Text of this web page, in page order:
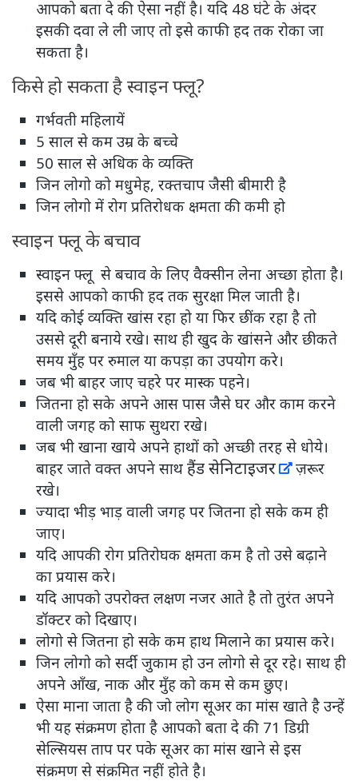
आपको बता दे की ऐसा नहीं है। यदि 48 घंटे के अंदर
इसकी दवा ले ली जाए तो इसे काफी हद तक रोका जा
सकता है।
किसे हो सकता है स्वाइन फ्लू?
गर्भवती महिलायें
5 साल से कम उम्र के बच्चे
50 साल से अधिक के व्यक्ति
जिन लोगो को मधुमेह, रक्तचाप जैसी बीमारी है
जिन लोगो में रोग प्रतिरोधक क्षमता की कमी हो
स्वाइन फ्लू के बचाव
स्वाइन फ्लू से बचाव के लिए वैक्सीन लेना अच्छा होता है।
इससे आपको काफी हद तक सुरक्षा मिल जाती है।
यदि कोई व्यक्ति खांस रहा हो या फिर छींक रहा है तो
उससे दूरी बनाये रखे। साथ ही खुद के खांसने और छीकते
समय मुँह पर रुमाल या कपड़ा का उपयोग करे।
जब भी बाहर जाए चहरे पर मास्क पहने।
जितना हो सके अपने आस पास जैसे घर और काम करने
वाली जगह को साफ सुथरा रखे।
जब भी खाना खाये अपने हाथों को अच्छी तरह से धोये।
बाहर जाते वक्त अपने साथ हैंड सेनिटाइजर
ज़रूर
रखे।
ज्यादा भीड़ भाड़ वाली जगह पर जितना हो सके कम ही
जाए।
यदि आपकी रोग प्रतिरोघक क्षमता कम है तो उसे बढ़ाने
का प्रयास करे।
यदि आपको उपरोक्त लक्षण नजर आते है तो तुरंत अपने
डॉक्टर को दिखाए।
लोगो से जितना हो सके कम हाथ मिलाने का प्रयास करे।
जिन लोगो को सर्दी जुकाम हो उन लोगो से दूर रहे। साथ ही
अपने आँख, नाक और मुँह को कम से कम छुए।
ऐसा माना जाता है की जो लोग सूअर का मांस खाते है उन्हें
भी यह संक्रमण होता है आपको बता दे की 71 डिग्री
सेल्सियस ताप पर पके सूअर का मांस खाने से इस
संक्रमण से संक्रमित नहीं होते है।